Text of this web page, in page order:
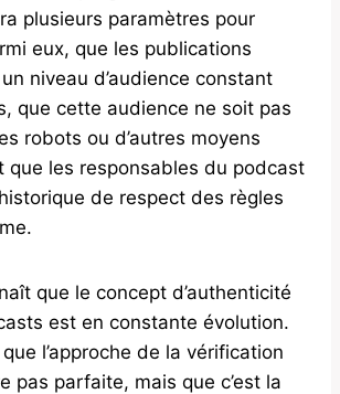
plusieurs paramètres pour
eux, que les publications
niveau d’audience constant
que cette audience ne soit pas
robots ou d’autres moyens
que les responsables du podcast
de respect des règles
que le concept d’authenticité
est en constante évolution.
l’approche de la vérification
pas parfaite, mais que c’est la